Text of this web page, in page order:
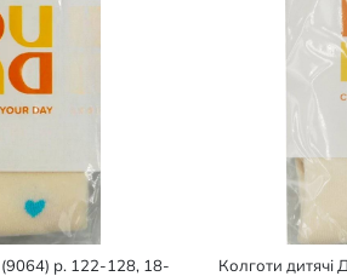
р. 122-128, 18-
Колготи